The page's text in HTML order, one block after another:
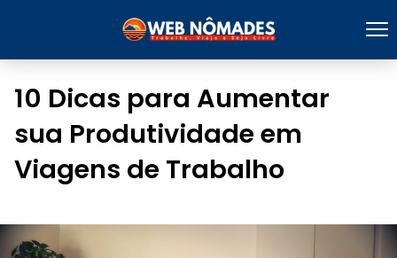
10 Dicas para Aumentar
sua Produtividade em
Viagens de Trabalho